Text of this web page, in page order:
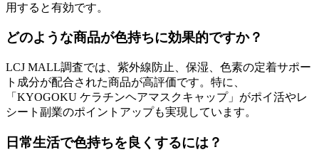
用すると有効です。
どのような商品が色持ちに効果的ですか？
LCJ MALL調査では、紫外線防止、保湿、色素の定着サポー
ト成分が配合された商品が高評価です。特に、
「KYOGOKU ケラチンヘアマスクキャップ」がポイ活やレ
シート副業のポイントアップも実現しています。
日常生活で色持ちを良くするには？